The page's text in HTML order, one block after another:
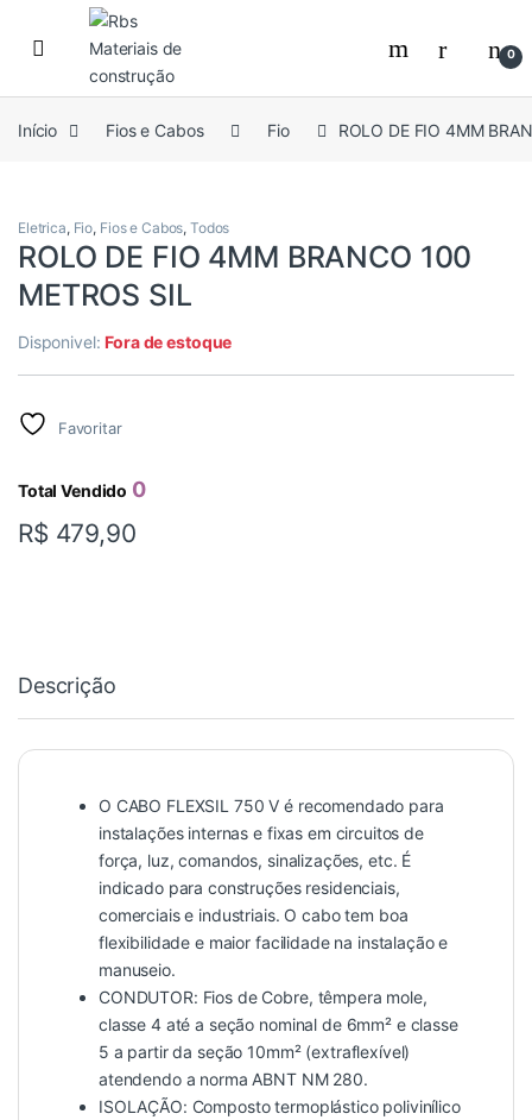
Skip to navigation
Skip to content
0
Início Fios e Cabos Fio ROLO DE FIO 4MM
Eletrica, Fio, Fios e Cabos,Todos
ROLO DE FIO 4MM BRANCO 100
METROS SIL
Disponivel:Fora de estoque
Favoritar
Total Vendido 0
R$ 479,90
Descrição
O CABO FLEXSIL 750 V é recomendado para
instalações internas e fixas em circuitos de
força, luz, comandos, sinalizações, etc. É
indicado para construções residenciais,
comerciais e industriais. O cabo tem boa
flexibilidade e maior facilidade na instalação e
manuseio.
CONDUTOR: Fios de Cobre, têmpera mole,
classe 4 até a seção nominal de 6mm² e classe
5 a partir da seção 10mm² (extraflexível)
atendendo a norma ABNT NM 280.
ISOLAÇÃO: Composto termoplástico polivinílico